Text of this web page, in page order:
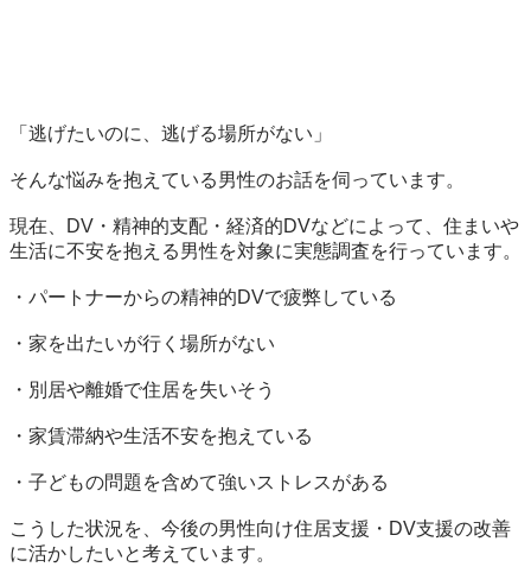
「逃げたいのに、逃げる場所がない」
そんな悩みを抱えている男性のお話を伺っています。
現在、DV・精神的支配・経済的DVなどによって、住まいや
生活に不安を抱える男性を対象に実態調査を行っています。
・パートナーからの精神的DVで疲弊している
・家を出たいが行く場所がない
・別居や離婚で住居を失いそう
・家賃滞納や生活不安を抱えている
・子どもの問題を含めて強いストレスがある
こうした状況を、今後の男性向け住居支援・DV支援の改善
に活かしたいと考えています。